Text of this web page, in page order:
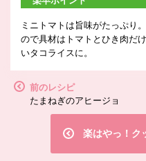
ミニトマトは旨味がたっぷり
ので具材はトマトとひき肉だ
いタコライスに。
前のレシピ
たまねぎのアヒージョ
楽はやっ！ク